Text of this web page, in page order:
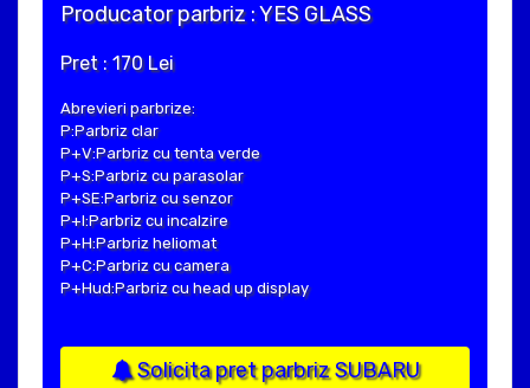
Producator parbriz : YES GLASS
Pret : 170 Lei
Abrevieri parbrize:
P:Parbriz clar
P+V:Parbriz cu tenta verde
P+S:Parbriz cu parasolar
P+SE:Parbriz cu senzor
P+I:Parbriz cu incalzire
P+H:Parbriz heliomat
P+C:Parbriz cu camera
P+Hud:Parbriz cu head up display
Solicita pret parbriz SUBARU